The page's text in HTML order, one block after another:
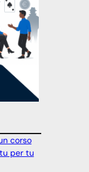
corso
per tu